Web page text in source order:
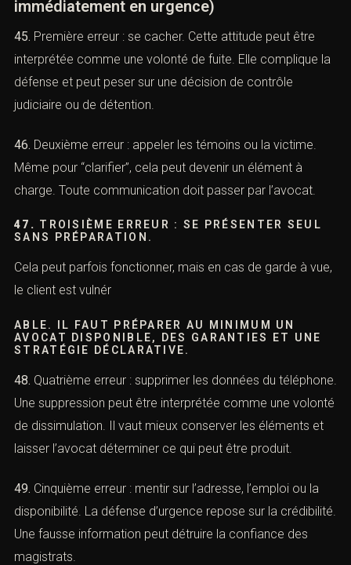
44.Les occurrences évitent aussi les oublis : délai
d’appel, convocation, contrôle judiciaire, obligation de
pointage, demande de restitution d’objets, demande de
copie, audience, recours. L’urgence initiale doit devenir
D. Erreurs fréquentes
immédiatement en urgence)
interprétée comme une volonté de fuite. Elle complique
la défense et peut peser sur une décision de contrôle
judiciaire ou de détention.
Même pour “clarifier”, cela peut devenir un élément à
charge. Toute communication doit passer par l’avocat.
47.
TROISIÈME ERREUR : SE PRÉSENTER SEUL
SANS PRÉPARATION.
Cela peut parfois fonctionner, mais en cas de garde à
vue, le client est vulnér
ABLE. IL FAUT PRÉPARER AU MINIMUM UN
AVOCAT DISPONIBLE, DES GARANTIES ET UNE